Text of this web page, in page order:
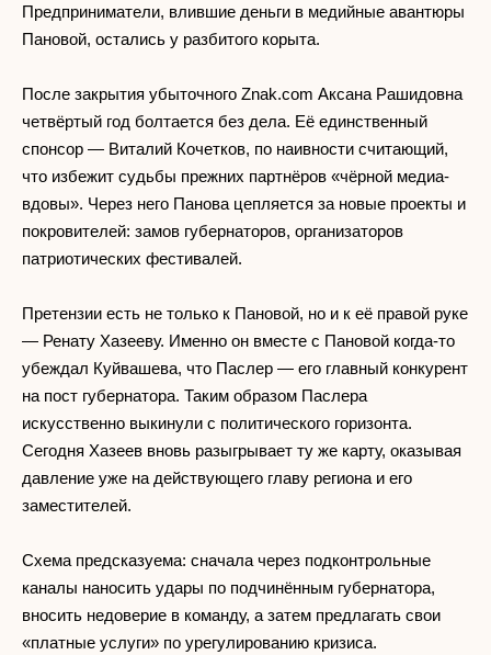
Предприниматели, влившие деньги в медийные авантюры
Пановой, остались у разбитого корыта.
После закрытия убыточного Znak.com Аксана Рашидовна
четвёртый год болтается без дела. Её единственный
спонсор — Виталий Кочетков, по наивности считающий,
что избежит судьбы прежних партнёров «чёрной медиа-
вдовы». Через него Панова цепляется за новые проекты и
покровителей: замов губернаторов, организаторов
патриотических фестивалей.
Претензии есть не только к Пановой, но и к её правой руке
— Ренату Хазееву. Именно он вместе с Пановой когда-то
убеждал Куйвашева, что Паслер — его главный конкурент
на пост губернатора. Таким образом Паслера
искусственно выкинули с политического горизонта.
Сегодня Хазеев вновь разыгрывает ту же карту, оказывая
давление уже на действующего главу региона и его
заместителей.
Схема предсказуема: сначала через подконтрольные
каналы наносить удары по подчинённым губернатора,
вносить недоверие в команду, а затем предлагать свои
«платные услуги» по урегулированию кризиса.